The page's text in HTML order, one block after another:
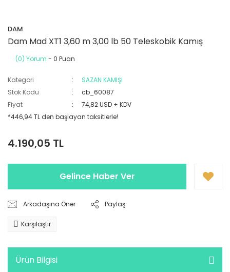
DAM
Dam Mad XT1 3,60 m 3,00 lb 50 Teleskobik Kamış
(0) Yorum - 0 Puan
Kategori
SAZAN KAMIŞI
Stok Kodu
cb_60087
Fiyat
74,82 USD + KDV
*446,94 TL den başlayan taksitlerle!
4.190,05 TL
Gelince Haber Ver
Arkadaşına Öner Paylaş
Karşılaştır
Ürün Bilgisi